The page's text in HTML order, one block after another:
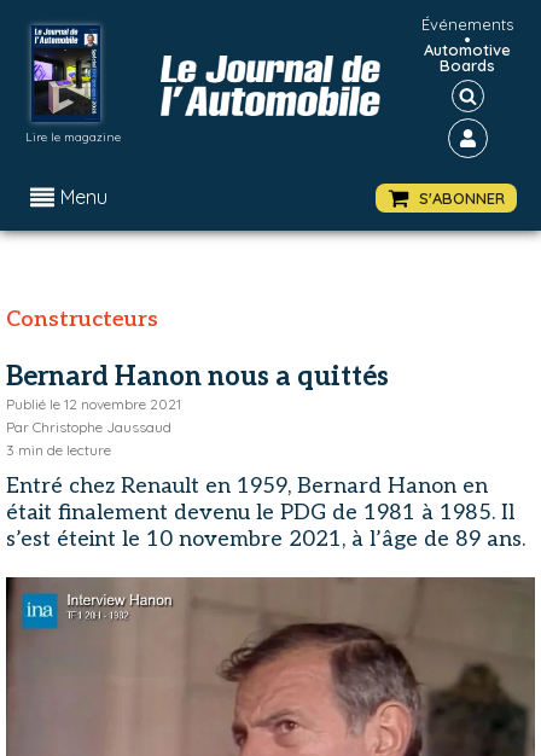
Lire le magazine
Événements
•
Automotive
Boards
Menu S'ABONNER
Constructeurs
Bernard Hanon nous a quittés
Publié le 12 novembre 2021
Par Christophe Jaussaud
3 min de lecture
Entré chez Renault en 1959, Bernard Hanon en
était finalement devenu le PDG de 1981 à 1985. Il
s’est éteint le 10 novembre 2021, à l’âge de 89 ans.